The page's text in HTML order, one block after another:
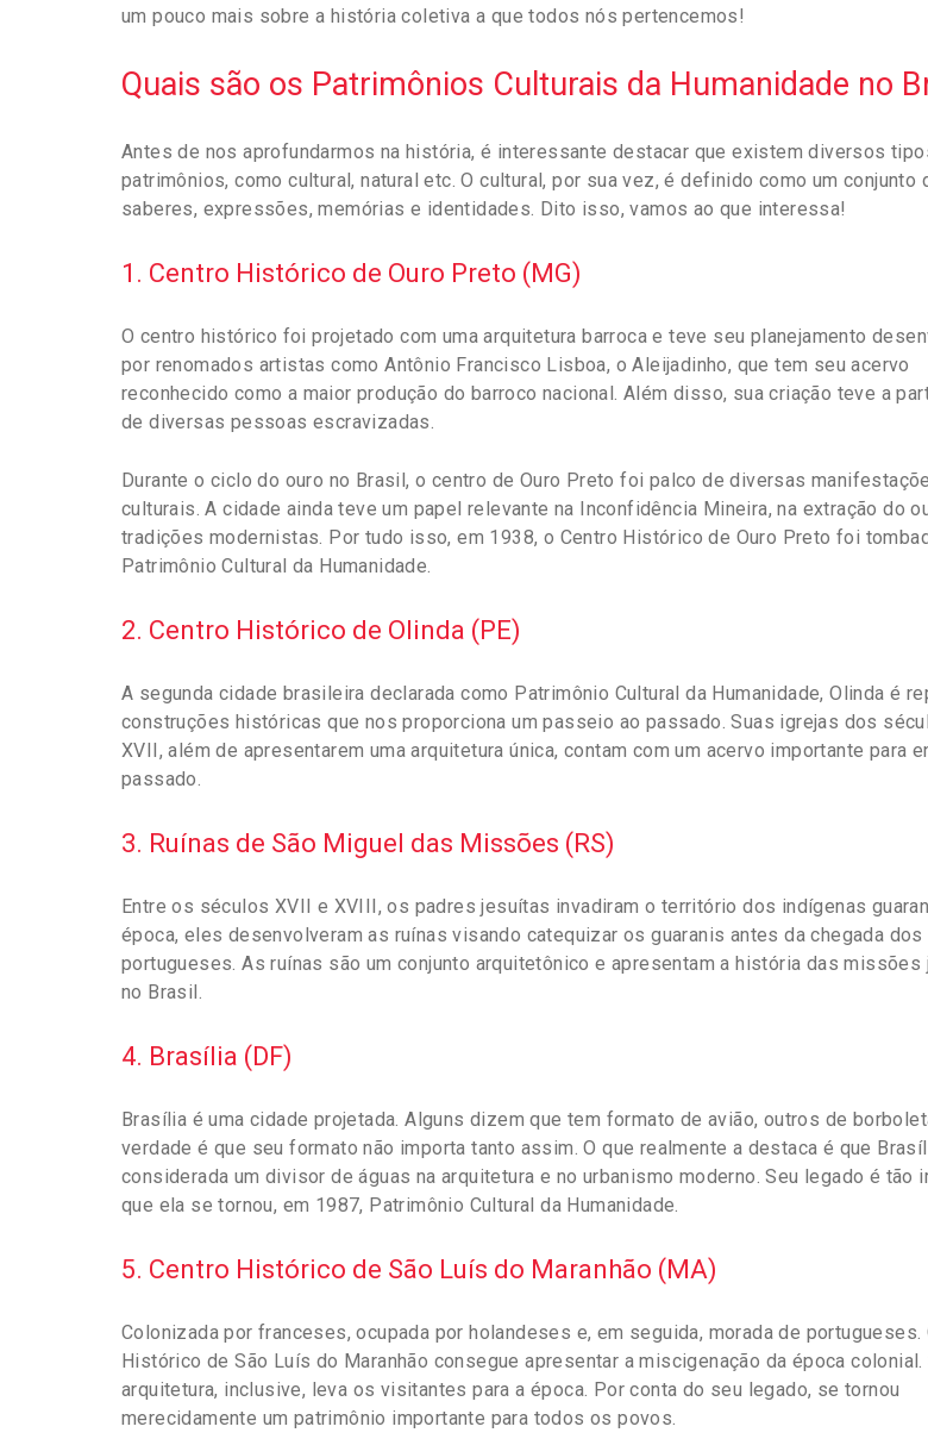
um pouco mais sobre a história coletiva a que todos nós pertencemos!
Quais são os Patrimônios Culturais da Humanidade no
Antes de nos aprofundarmos na história, é interessante destacar que existem diversos
patrimônios, como cultural, natural etc. O cultural, por sua vez, é definido como um conjunto
saberes, expressões, memórias e identidades. Dito isso, vamos ao que interessa!
1. Centro Histórico de Ouro Preto (MG)
O centro histórico foi projetado com uma arquitetura barroca e teve seu planejamento
por renomados artistas como Antônio Francisco Lisboa, o Aleijadinho, que tem seu acervo
reconhecido como a maior produção do barroco nacional. Além disso, sua criação teve a
de diversas pessoas escravizadas.
Durante o ciclo do ouro no Brasil, o centro de Ouro Preto foi palco de diversas
culturais. A cidade ainda teve um papel relevante na Inconfidência Mineira, na extração do
tradições modernistas. Por tudo isso, em 1938, o Centro Histórico de Ouro Preto foi
Patrimônio Cultural da Humanidade.
2. Centro Histórico de Olinda (PE)
A segunda cidade brasileira declarada como Patrimônio Cultural da Humanidade, Olinda é
construções históricas que nos proporciona um passeio ao passado. Suas igrejas dos
XVII, além de apresentarem uma arquitetura única, contam com um acervo importante para
passado.
3. Ruínas de São Miguel das Missões (RS)
Entre os séculos XVII e XVIII, os padres jesuítas invadiram o território dos indígenas
época, eles desenvolveram as ruínas visando catequizar os guaranis antes da chegada dos
portugueses. As ruínas são um conjunto arquitetônico e apresentam a história das missões
no Brasil.
4. Brasília (DF)
Brasília é uma cidade projetada. Alguns dizem que tem formato de avião, outros de
verdade é que seu formato não importa tanto assim. O que realmente a destaca é que
considerada um divisor de águas na arquitetura e no urbanismo moderno. Seu legado é tão
que ela se tornou, em 1987, Patrimônio Cultural da Humanidade.
5. Centro Histórico de São Luís do Maranhão (MA)
Colonizada por franceses, ocupada por holandeses e, em seguida, morada de portugueses.
Histórico de São Luís do Maranhão consegue apresentar a miscigenação da época colonial.
arquitetura, inclusive, leva os visitantes para a época. Por conta do seu legado, se tornou
merecidamente um patrimônio importante para todos os povos.